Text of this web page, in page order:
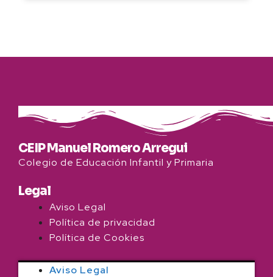
CEIP Manuel Romero Arregui
Colegio de Educación Infantil y Primaria
Legal
Aviso Legal
Política de privacidad
Política de Cookies
Aviso Legal